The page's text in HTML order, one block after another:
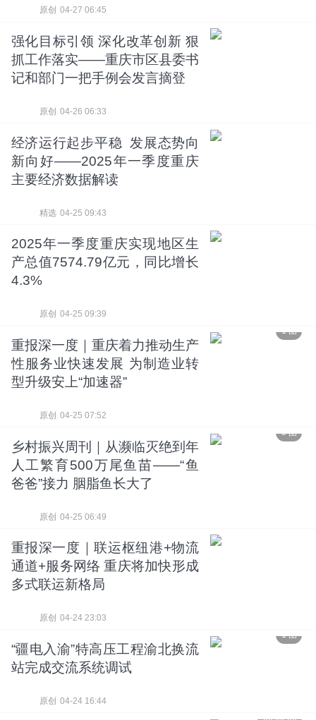
04-27 06:45
原创
强化目标引领 深化改革创新 狠
抓工作落实——重庆市区县委书
记和部门一把手例会发言摘登
04-26 06:33
原创
经济运行起步平稳 发展态势向
新向好——2025年一季度重庆
主要经济数据解读
04-25 09:43
精选
2025年一季度重庆实现地区生
产总值7574.79亿元，同比增长
4.3%
04-25 09:39
原创
1 图
重报深一度｜重庆着力推动生产
性服务业快速发展 为制造业转
型升级安上“加速器”
04-25 07:52
原创
5 图
乡村振兴周刊｜从濒临灭绝到年
人工繁育500万尾鱼苗——“鱼
爸爸”接力 胭脂鱼长大了
04-25 06:49
原创
重报深一度｜联运枢纽港+物流
通道+服务网络 重庆将加快形成
多式联运新格局
04-24 23:03
原创
1 图
“疆电入渝”特高压工程渝北换流
站完成交流系统调试
04-24 16:44
原创
00:00:00